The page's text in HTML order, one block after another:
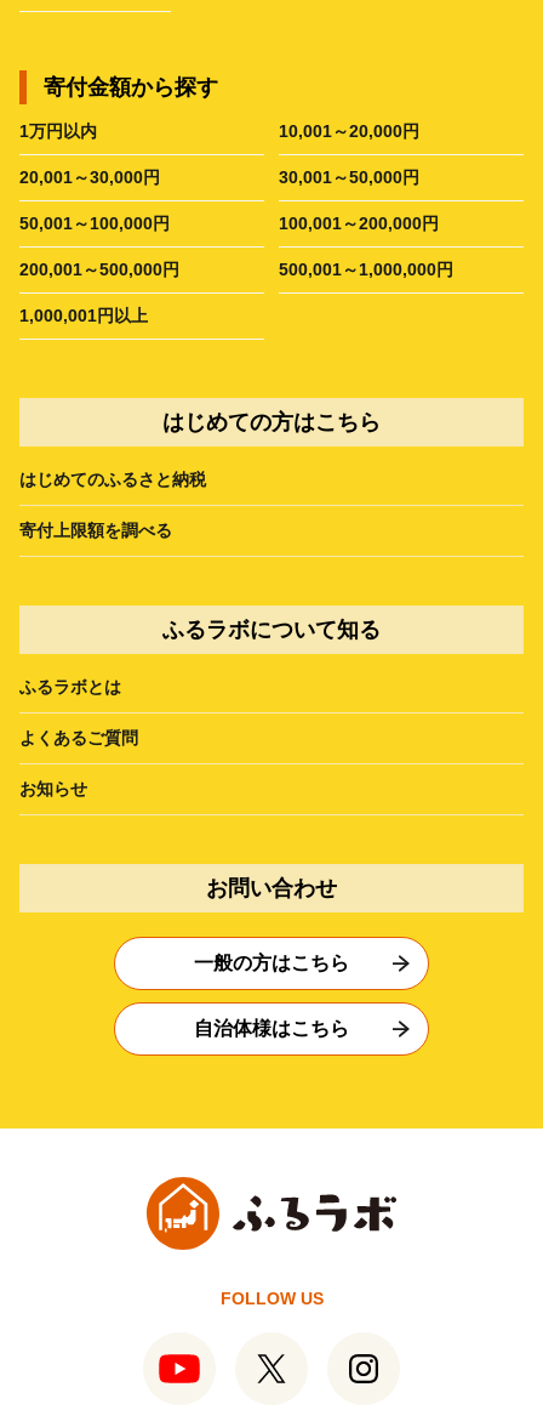
寄付金額から探す
1万円以内 10,001～20,000円
20,001～30,000円 30,001～50,000円
50,001～100,000円 100,001～200,000円
200,001～500,000円 500,001～1,000,000円
1,000,001円以上
はじめての方はこちら
はじめてのふるさと納税
寄付上限額を調べる
ふるラボについて知る
ふるラボとは
よくあるご質問
お知らせ
お問い合わせ
一般の方はこちら
自治体様はこちら
FOLLOW US